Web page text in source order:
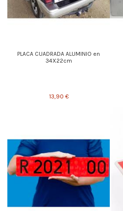
PLACA CUADRADA ALUMINIO en
34X22cm
13,90 €